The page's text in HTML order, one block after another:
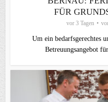
FÜR
vor 3 Tagen
Um ein bedarfsgerechtes
Betreuungsangebot